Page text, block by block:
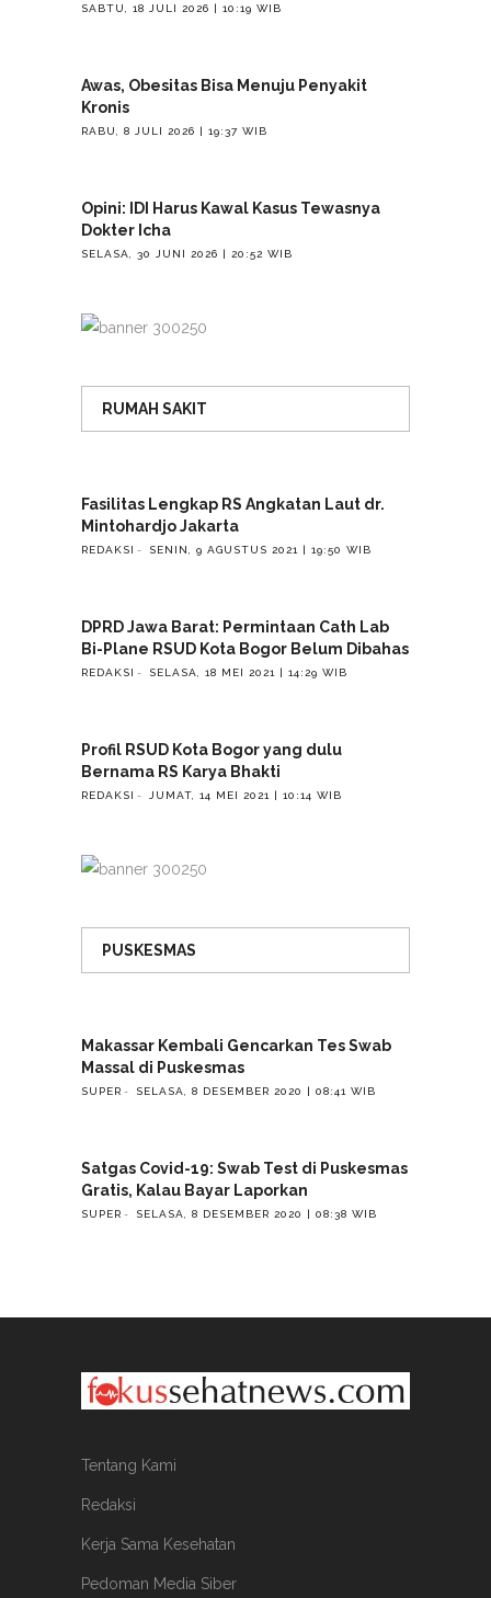
SABTU, 18 JULI 2026 | 10:19 WIB
Awas, Obesitas Bisa Menuju Penyakit
Kronis
RABU, 8 JULI 2026 | 19:37 WIB
Opini: IDI Harus Kawal Kasus Tewasnya
Dokter Icha
SELASA, 30 JUNI 2026 | 20:52 WIB
RUMAH SAKIT
Fasilitas Lengkap RS Angkatan Laut dr.
Mintohardjo Jakarta
REDAKSI SENIN, 9 AGUSTUS 2021 | 19:50 WIB
DPRD Jawa Barat: Permintaan Cath Lab
Bi-Plane RSUD Kota Bogor Belum Dibahas
REDAKSI SELASA, 18 MEI 2021 | 14:29 WIB
Profil RSUD Kota Bogor yang dulu
Bernama RS Karya Bhakti
REDAKSI JUMAT, 14 MEI 2021 | 10:14 WIB
PUSKESMAS
Makassar Kembali Gencarkan Tes Swab
Massal di Puskesmas
SUPER SELASA, 8 DESEMBER 2020 | 08:41 WIB
Satgas Covid-19: Swab Test di Puskesmas
Gratis, Kalau Bayar Laporkan
SUPER SELASA, 8 DESEMBER 2020 | 08:38 WIB
Tentang Kami
Redaksi
Kerja Sama Kesehatan
Pedoman Media Siber